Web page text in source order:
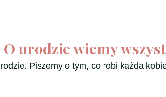
O urodzie wiemy
Piszemy o tym, co robi każda